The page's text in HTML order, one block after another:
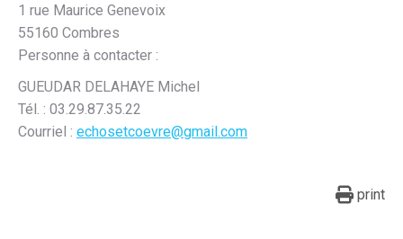
1 rue Maurice Genevoix
55160 Combres
Personne à contacter :
GUEUDAR DELAHAYE Michel
Tél. : 03.29.87.35.22
Courriel : echosetcoevre@gmail.com
print